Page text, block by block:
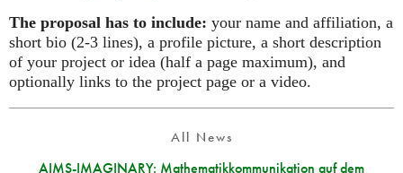
The proposal has to include: your name and affiliation, a
short bio (2-3 lines), a profile picture, a short description
of your project or idea (half a page maximum), and
optionally links to the project page or a video.
All News
AIMS-IMAGINARY: Mathematikkommunikation auf dem